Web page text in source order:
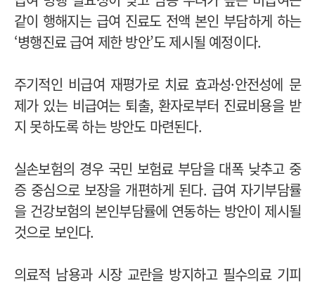
같이 행해지는 급여 진료도 전액 본인 부담하게 하는
‘병행진료 급여 제한 방안’도 제시될 예정이다.
주기적인 비급여 재평가로 치료 효과성·안전성에 문
제가 있는 비급여는 퇴출, 환자로부터 진료비용을 받
지 못하도록 하는 방안도 마련된다.
실손보험의 경우 국민 보험료 부담을 대폭 낮추고 중
증 중심으로 보장을 개편하게 된다. 급여 자기부담률
을 건강보험의 본인부담률에 연동하는 방안이 제시될
것으로 보인다.
의료적 남용과 시장 교란을 방지하고 필수의료 기피